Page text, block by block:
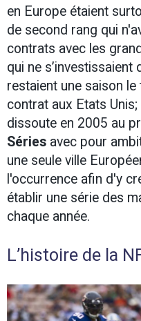
en Europe étaient
de second rang qui
contrats avec les
qui ne s’investissaient
restaient une saison
contrat aux Etats Unis;
dissoute en 2005 au
Séries avec pour
une seule ville
l'occurrence afin d'y
établir une série des
chaque année.
L’histoire de la